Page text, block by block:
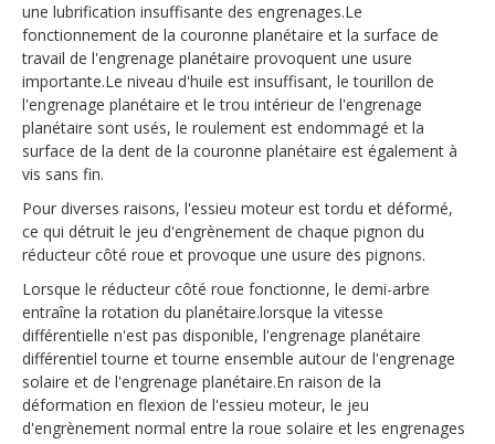
une lubrification insuffisante des engrenages.Le
fonctionnement de la couronne planétaire et la surface de
travail de l'engrenage planétaire provoquent une usure
importante.Le niveau d'huile est insuffisant, le tourillon de
l'engrenage planétaire et le trou intérieur de l'engrenage
planétaire sont usés, le roulement est endommagé et la
surface de la dent de la couronne planétaire est également à
vis sans fin.
Pour diverses raisons, l'essieu moteur est tordu et déformé,
ce qui détruit le jeu d'engrènement de chaque pignon du
réducteur côté roue et provoque une usure des pignons.
Lorsque le réducteur côté roue fonctionne, le demi-arbre
entraîne la rotation du planétaire.lorsque la vitesse
différentielle n'est pas disponible, l'engrenage planétaire
différentiel tourne et tourne ensemble autour de l'engrenage
solaire et de l'engrenage planétaire.En raison de la
déformation en flexion de l'essieu moteur, le jeu
d'engrènement normal entre la roue solaire et les engrenages